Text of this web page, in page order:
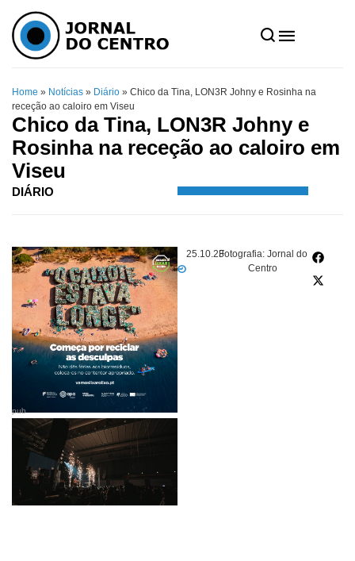
Home » Notícias » Diário » Chico da Tina, LON3R Johny e Rosinha na
receção ao caloiro em Viseu
Chico da Tina, LON3R Johny e
Rosinha na receção ao caloiro em
Viseu
DIÁRIO
25.10.23Fotografia: Jornal do
Centro
pub